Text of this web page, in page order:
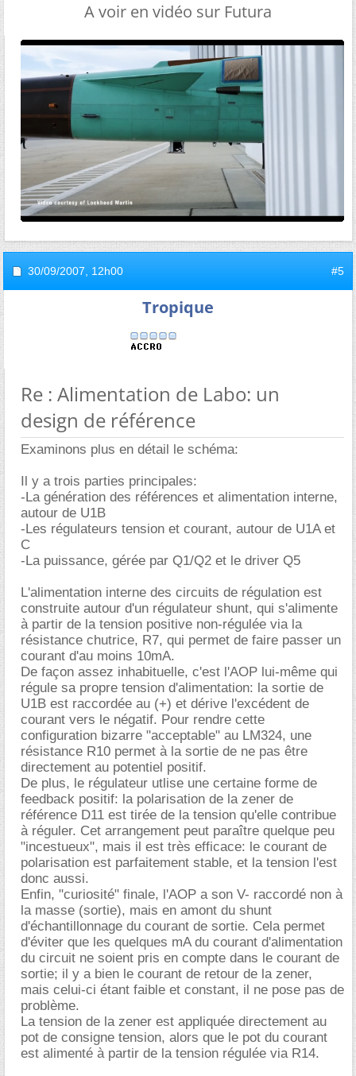
A voir en vidéo sur Futura
30/09/2007, 12h00 #5
Tropique
Re : Alimentation de Labo: un
design de référence
Examinons plus en détail le schéma:
Il y a trois parties principales:
-La génération des références et alimentation interne,
autour de U1B
-Les régulateurs tension et courant, autour de U1A et
C
-La puissance, gérée par Q1/Q2 et le driver Q5
L'alimentation interne des circuits de régulation est
construite autour d'un régulateur shunt, qui s'alimente
à partir de la tension positive non-régulée via la
résistance chutrice, R7, qui permet de faire passer un
courant d'au moins 10mA.
De façon assez inhabituelle, c'est l'AOP lui-même qui
régule sa propre tension d'alimentation: la sortie de
U1B est raccordée au (+) et dérive l'excédent de
courant vers le négatif. Pour rendre cette
configuration bizarre "acceptable" au LM324, une
résistance R10 permet à la sortie de ne pas être
directement au potentiel positif.
De plus, le régulateur utlise une certaine forme de
feedback positif: la polarisation de la zener de
référence D11 est tirée de la tension qu'elle contribue
à réguler. Cet arrangement peut paraître quelque peu
"incestueux", mais il est très efficace: le courant de
polarisation est parfaitement stable, et la tension l'est
donc aussi.
Enfin, "curiosité" finale, l'AOP a son V- raccordé non à
la masse (sortie), mais en amont du shunt
d'échantillonnage du courant de sortie. Cela permet
d'éviter que les quelques mA du courant d'alimentation
du circuit ne soient pris en compte dans le courant de
sortie; il y a bien le courant de retour de la zener,
mais celui-ci étant faible et constant, il ne pose pas de
problème.
La tension de la zener est appliquée directement au
pot de consigne tension, alors que le pot du courant
est alimenté à partir de la tension régulée via R14.